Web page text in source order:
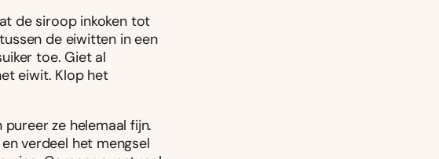
de siroop inkoken tot
de eiwitten in een
toe. Giet al
eiwit. Klop het
ze helemaal fijn.
verdeel het mengsel